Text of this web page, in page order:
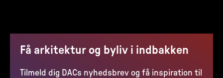
Få arkitektur og byliv i indbakken
Tilmeld dig DACs nyhedsbrev og få inspiration til